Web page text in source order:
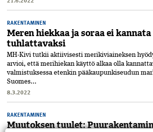
RAKENTAMINEN
Meren hiekkaa ja soraa ei
tuhlattavaksi
MH-Kivi tutkii aktiivisesti merikiviaineksen
arvioi, että meri­hiekan käyttö alkaa olla
valmistuksessa etenkin pääkaupunki­seudun
Suomes...
8.3.2022
RAKENTAMINEN
Muutoksen tuulet: